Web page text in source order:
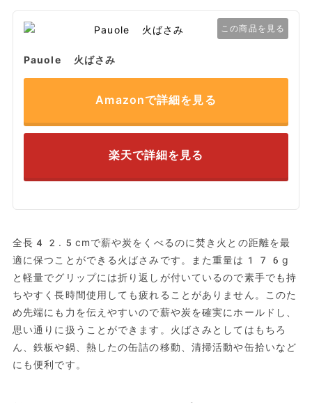
この商品を見る
Pauole 火ばさみ
Amazonで詳細を見る
楽天で詳細を見る
全長42.5cmで薪や炭をくべるのに焚き火との距離を最
適に保つことができる火ばさみです。また重量は176g
と軽量でグリップには折り返しが付いているので素手でも持
ちやすく長時間使用しても疲れることがありません。このた
め先端にも力を伝えやすいので薪や炭を確実にホールドし、
思い通りに扱うことができます。火ばさみとしてはもちろ
ん、鉄板や鍋、熱したの缶詰の移動、清掃活動や缶拾いなど
にも便利です。